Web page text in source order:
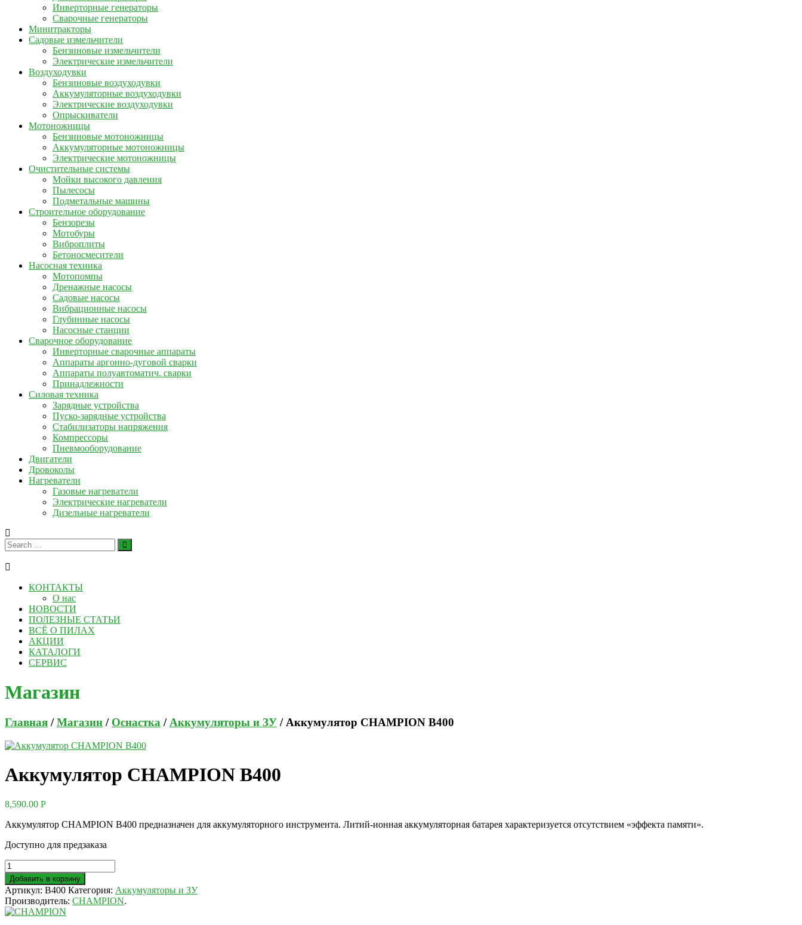
Инверторные генераторы
Сварочные генераторы
Минитракторы
Садовые измельчители
Бензиновые измельчители
Электрические измельчители
Воздуходувки
Бензиновые воздуходувки
Аккумуляторные воздуходувки
Электрические воздуходувки
Опрыскиватели
Мотоножницы
Бензиновые мотоножницы
Аккумуляторные мотоножницы
Электрические мотоножницы
Очистительные системы
Мойки высокого давления
Пылесосы
Подметальные машины
Строительное оборудование
Бензорезы
Мотобуры
Виброплиты
Бетоносмесители
Насосная техника
Мотопомпы
Дренажные насосы
Садовые насосы
Вибрационные насосы
Глубинные насосы
Насосные станции
Сварочное оборудование
Инверторные сварочные аппараты
Аппараты аргонно-дуговой сварки
Аппараты полуавтоматич. сварки
Принадлежности
Силовая техника
Зарядные устройства
Пуско-зарядные устройства
Стабилизаторы напряжения
Компрессоры
Пневмооборудование
Двигатели
Дровоколы
Нагреватели
Газовые нагреватели
Электрические нагреватели
Дизельные нагреватели
КОНТАКТЫ
О нас
НОВОСТИ
ПОЛЕЗНЫЕ СТАТЬИ
ВСЁ О ПИЛАХ
АКЦИИ
КАТАЛОГИ
СЕРВИС
Магазин
Главная /Магазин / Оснастка /Аккумуляторы и ЗУ / Аккумулятор CHAMPION B400
Аккумулятор CHAMPION B400
8,590.00 Р
Аккумулятор CHAMPION B400 предназначен для аккумуляторного инструмента. Литий-ионная аккумуляторная батарея характеризуется отсутствием «эффекта памяти».
Доступно для предзаказа
Добавить в корзину
Артикул: B400 Категория: Аккумуляторы и ЗУ
Производитель: CHAMPION.